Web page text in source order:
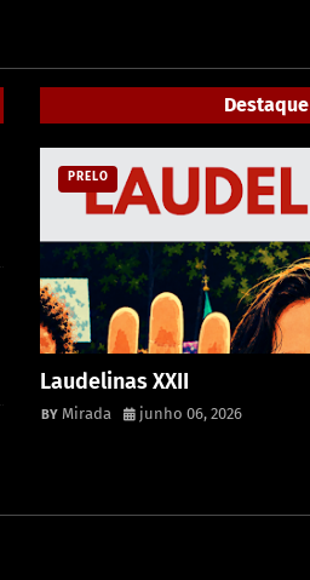
Destaque
PRELO
Laudelinas XXII
Mirada junho 06, 2026